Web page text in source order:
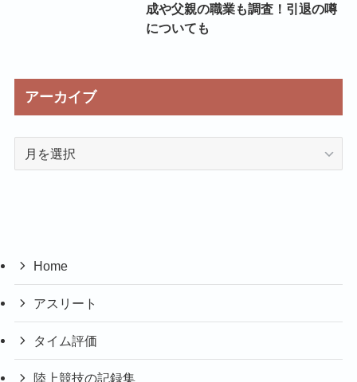
成や父親の職業も調査！引退の噂
についても
アーカイブ
Home
アスリート
タイム評価
陸上競技の記録集